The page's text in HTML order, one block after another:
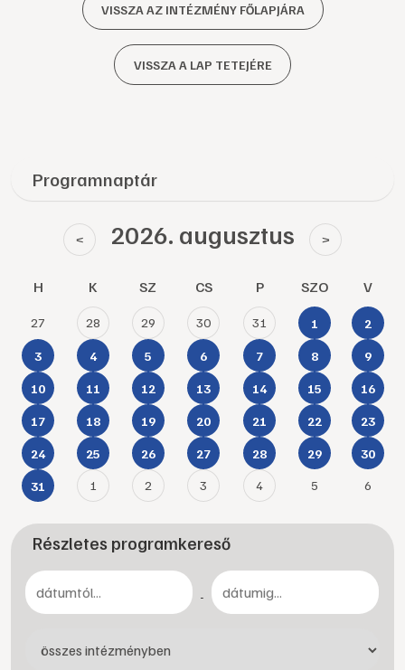
VISSZA AZ INTÉZMÉNY FŐLAPJÁRA
VISSZA A LAP TETEJÉRE
Programnaptár
< 2026. augusztus >
H K SZ CS P SZO V
27 28 29 30 31 1 2
3 4 5 6 7 8 9
10 11 12 13 14 15 16
17 18 19 20 21 22 23
24 25 26 27 28 29 30
31 1 2 3 4 5 6
Részletes programkereső
-